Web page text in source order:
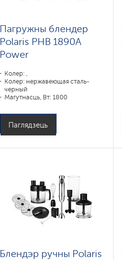
Пагружны блендер
Polaris PHB 1890A
Power
Колер: ,
Колер: нержавеющая сталь-
черный
Магутнасць, Вт: 1800
Паглядзець
Блендэр ручны Polaris